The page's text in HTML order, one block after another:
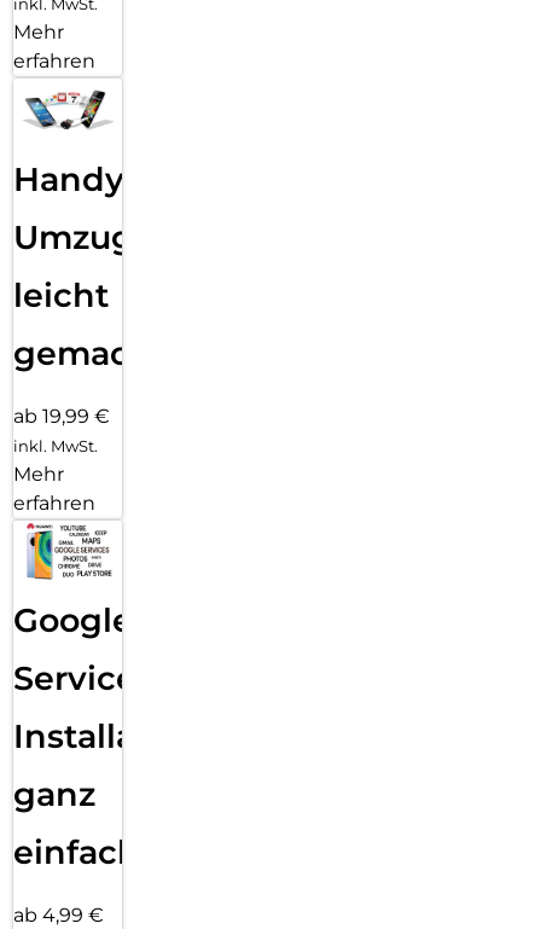
inkl. MwSt.
Mehr
erfahren
Handy
Umzug
leicht
gemacht!
ab 19,99 €
inkl. MwSt.
Mehr
erfahren
Google
Services
Installation
ganz
einfach
ab 4,99 €